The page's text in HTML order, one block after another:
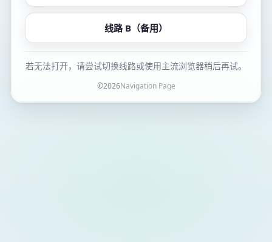
线路 B（备用）
若无法打开，请尝试切换线路或使用主流浏览器稍后再试。
©2026Navigation Page